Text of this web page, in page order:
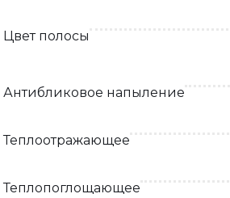
Цвет полосы
Антибликовое напыление
Теплоотражающее
Теплопоглощающее